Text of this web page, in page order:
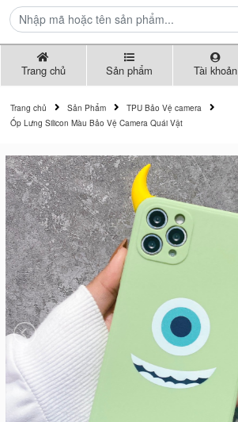
Trang chủ Sản phẩm Tài khoản
Trang chủ Sản Phẩm
TPU Bảo Vệ camera
Ốp Lưng Silicon Màu Bảo Vệ Camera Quái Vật